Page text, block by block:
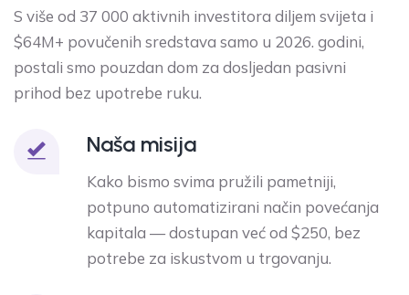
S više od 37 000 aktivnih investitora diljem svijeta i
$64M+ povučenih sredstava samo u 2026. godini,
postali smo pouzdan dom za dosljedan pasivni
prihod bez upotrebe ruku.
Naša misija
Kako bismo svima pružili pametniji,
potpuno automatizirani način povećanja
kapitala — dostupan već od $250, bez
potrebe za iskustvom u trgovanju.